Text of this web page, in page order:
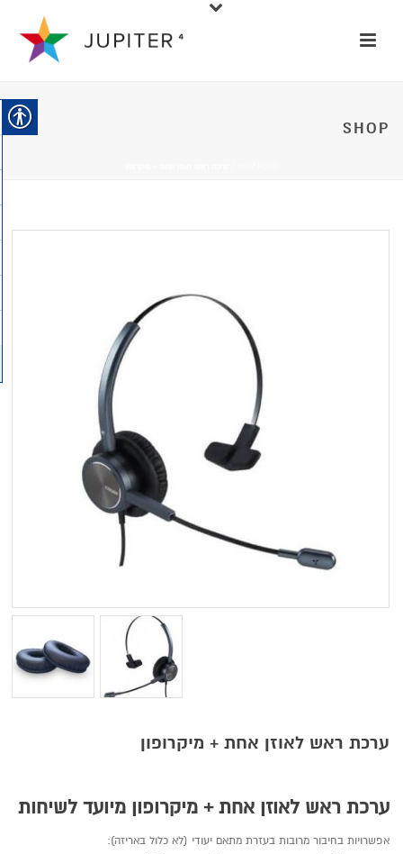
SHOP
ערכת ראש לאוזן אחת + מיקרופון
ערכת ראש לאוזן אחת + מיקרופון מיועד לשיחות
אפשרויות בחיבור מרובות בעזרת מתאם יעודי (לא כלול באריזה):